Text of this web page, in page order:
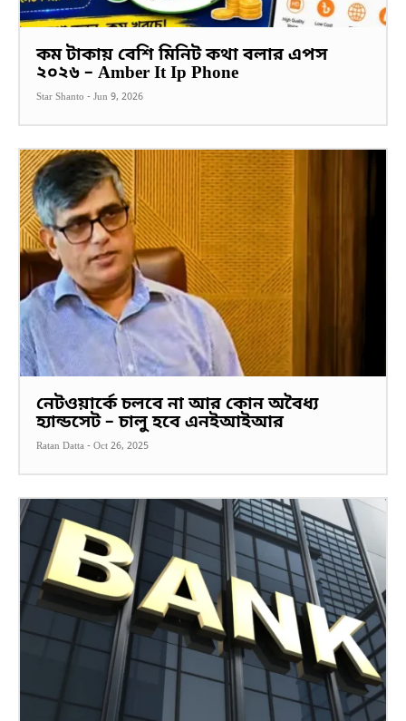
কম টাকায় বেশি মিনিট কথা বলার এপস
২০২৬ – Amber It Ip Phone
Star Shanto - Jun 9, 2026
নেটওয়ার্কে চলবে না আর কোন অবৈধ্য
হ্যান্ডসেট – চালু হবে এনইআইআর
Ratan Datta - Oct 26, 2025